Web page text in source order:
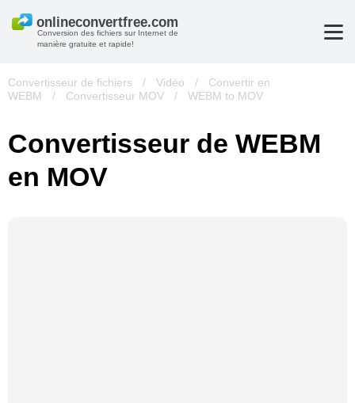
Conversion des fichiers sur Internet de
manière gratuite et rapide!
Convertisseur de fichiers / Vidéo /
Convertir en
WEBM
/ Convertisseur MOV / WEBM to MOV
Convertisseur de WEBM
en MOV